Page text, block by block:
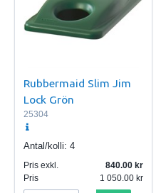
Rubbermaid Slim Jim
Lock Grön
25304
Antal/kolli: 4
Pris exkl.
840.00
Pris
1 050.00